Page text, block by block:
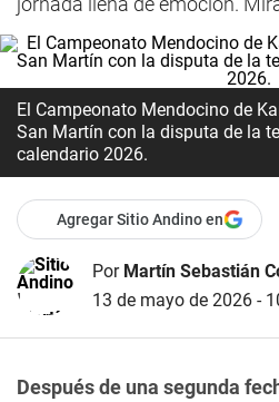
El Campeonato Mendocino de
San Martín con la disputa de la
calendario 2026.
Agregar Sitio Andino en
Por Martín Sebastián
13 de mayo de 2026 -
Después de una segunda